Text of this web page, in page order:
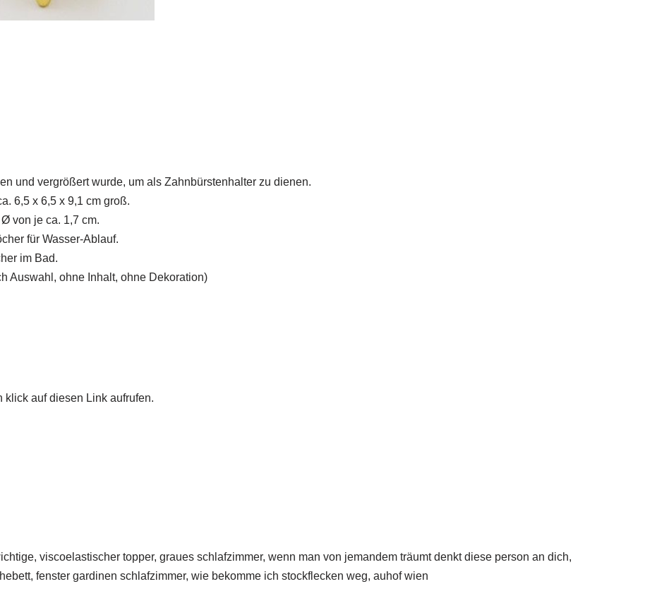
und vergrößert wurde, um als Zahnbürstenhalter zu dienen.
6,5 x 6,5 x 9,1 cm groß.
von je ca. 1,7 cm.
für Wasser-Ablauf.
im Bad.
Auswahl, ohne Inhalt, ohne Dekoration)
auf diesen Link aufrufen.
viscoelastischer topper, graues schlafzimmer, wenn man von jemandem träumt denkt diese person an dich,
fenster gardinen schlafzimmer, wie bekomme ich stockflecken weg, auhof wien